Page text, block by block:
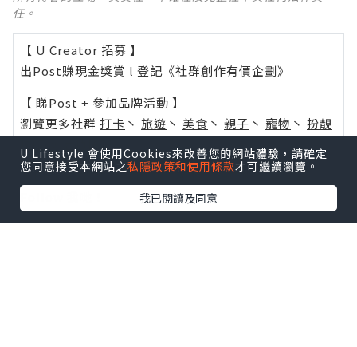
任。
【 U Creator 招募 】
出Post賺現金獎賞 l 登記《社群創作有價企劃》
【 睇Post + 參加品牌活動 】
瀏覽更多社群 打卡 丶 旅遊 丶 美食 丶 親子 丶 寵物 丶 扮靚
活動情報
U Blog開咗WhatsApp啦！發掘更多吃喝玩樂資訊！
U Lifestyle 會使用Cookies來改善您的網站體驗，請確定
您同意接受本網站之私隱政策和使用條款才可繼續瀏覽。
我已閱讀及同意